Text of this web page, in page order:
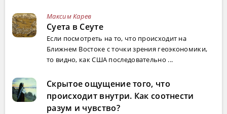
Максим Карев
Суета в Сеуте
Если посмотреть на то, что происходит на
Ближнем Востоке с точки зрения геоэкономики,
то видно, как США последовательно ...
Скрытое ощущение того, что
происходит внутри. Как соотнести
разум и чувство?